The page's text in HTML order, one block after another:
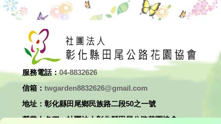
服務電話：04-8832626
信箱： twgarden8832626@gmail.com
地址：彰化縣田尾鄉民族路二段50之一號
營業人名稱：社團法人彰化縣田尾公路花園協會